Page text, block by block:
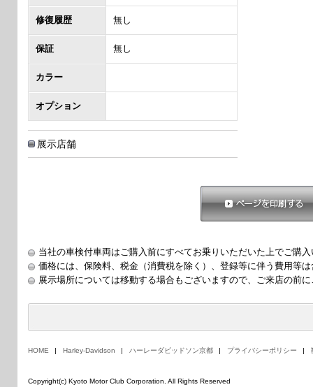
修復履歴 無し
保証 無し
カラー
オプション
展示店舗
当社の車検付車両はご購入前にすべてお乗りいただいた上でご購
価格には、保険料、税金（消費税を除く）、登録等に伴う費用等
展示場所については移動する場合もございますので、ご来店の前
HOME Harley-Davidson ハーレーダビッドソン京都 プライバシーポリシー
Copyright(c) Kyoto Motor Club Corporation. All Rights Reserved